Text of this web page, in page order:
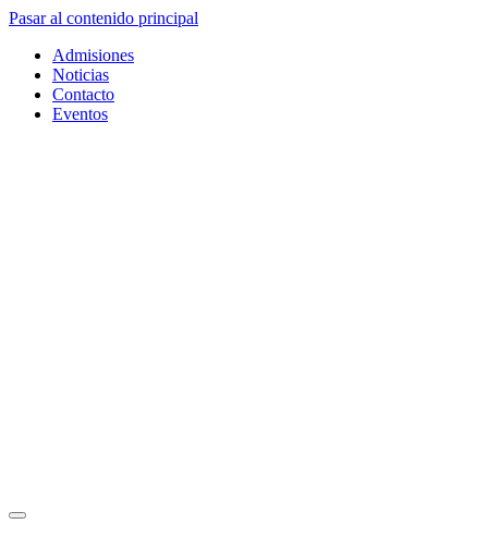
Pasar al contenido principal
Admisiones
Noticias
Contacto
Eventos